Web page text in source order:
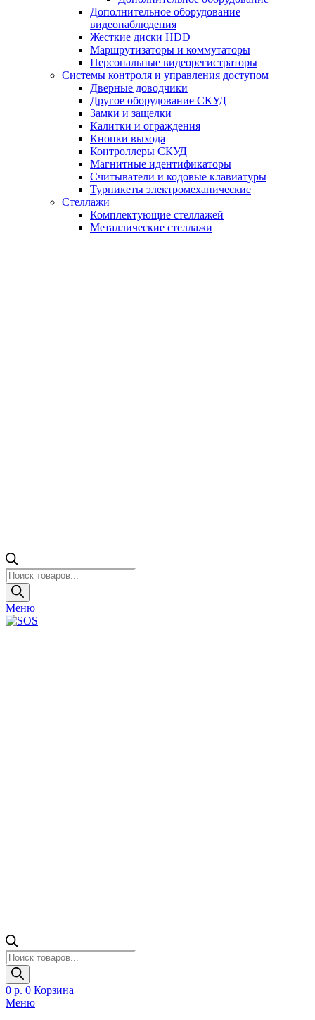
Дополнительное оборудование
видеонаблюдения
Жесткие диски HDD
Маршрутизаторы и коммутаторы
Персональные видеорегистраторы
Системы контроля и управления доступом
Дверные доводчики
Другое оборудование СКУД
Замки и защелки
Калитки и ограждения
Кнопки выхода
Контроллеры СКУД
Магнитные идентификаторы
Считыватели и кодовые клавиатуры
Турникеты электромеханические
Стеллажи
Комплектующие стеллажей
Металлические стеллажи
Поиск
товаров
Меню
Поиск
товаров
0 р. 0 Корзина
Меню